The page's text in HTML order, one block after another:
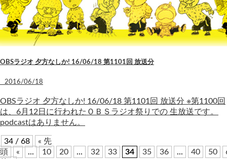
OBSラジオ 夕方なしか! 16/06/18 第1101回 放送分
2016/06/18
OBSラジオ 夕方なしか! 16/06/18 第1101回 放送分 ※第1100回
は、6月12日に行われたＯＢＳラジオ祭りでの 生放送です。
podcastはありません。
34 / 68
« 先
頭
« ... 10 20 ... 32 33 34 35 36 ... 40 50